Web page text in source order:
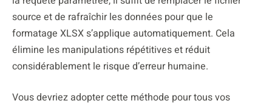
source et de rafraîchir les données pour que le
formatage XLSX s’applique automatiquement. Cela
élimine les manipulations répétitives et réduit
considérablement le risque d’erreur humaine.
Vous devriez adopter cette méthode pour tous vos